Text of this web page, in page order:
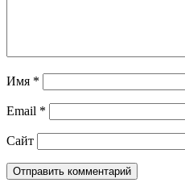
Имя *
Email *
Сайт